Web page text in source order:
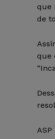
que
de
que
ASP